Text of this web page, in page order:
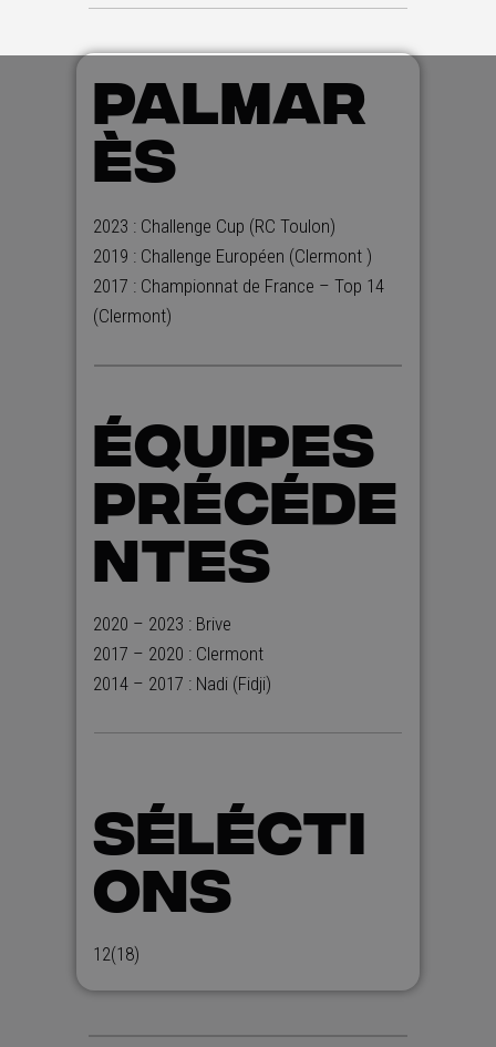
PALMAR
ÈS
2023 : Challenge Cup (RC Toulon)
2019 : Challenge Européen (Clermont )
2017 : Championnat de France – Top 14
(Clermont)
ÉQUIPES
PRÉCÉDE
NTES
2020 – 2023 : Brive
2017 – 2020 : Clermont
2014 – 2017 : Nadi (Fidji)
SÉLÉCTI
ONS
12(18)